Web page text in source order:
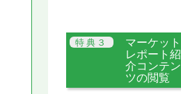
マーケット
レポート紹
介コンテン
ツの閲覧